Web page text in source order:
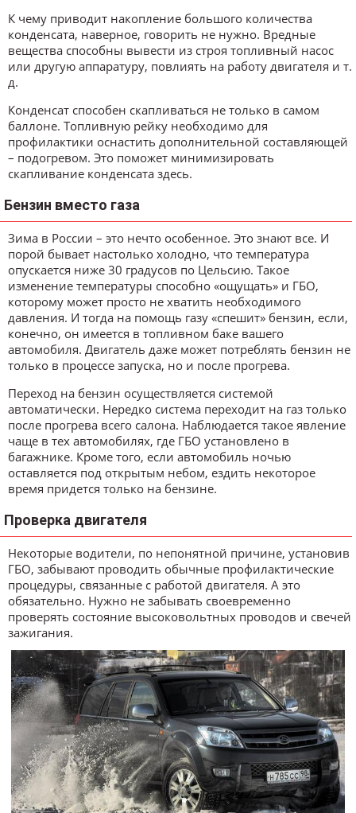
К чему приводит накопление большого количества
конденсата, наверное, говорить не нужно. Вредные
вещества способны вывести из строя топливный насос
или другую аппаратуру, повлиять на работу двигателя и т.
д.
Конденсат способен скапливаться не только в самом
баллоне. Топливную рейку необходимо для
профилактики оснастить дополнительной составляющей
– подогревом. Это поможет минимизировать
скапливание конденсата здесь.
Бензин вместо газа
Зима в России – это нечто особенное. Это знают все. И
порой бывает настолько холодно, что температура
опускается ниже 30 градусов по Цельсию. Такое
изменение температуры способно «ощущать» и ГБО,
которому может просто не хватить необходимого
давления. И тогда на помощь газу «спешит» бензин, если,
конечно, он имеется в топливном баке вашего
автомобиля. Двигатель даже может потреблять бензин не
только в процессе запуска, но и после прогрева.
Переход на бензин осуществляется системой
автоматически. Нередко система переходит на газ только
после прогрева всего салона. Наблюдается такое явление
чаще в тех автомобилях, где ГБО установлено в
багажнике. Кроме того, если автомобиль ночью
оставляется под открытым небом, ездить некоторое
время придется только на бензине.
Проверка двигателя
Некоторые водители, по непонятной причине, установив
ГБО, забывают проводить обычные профилактические
процедуры, связанные с работой двигателя. А это
обязательно. Нужно не забывать своевременно
проверять состояние высоковольтных проводов и свечей
зажигания.